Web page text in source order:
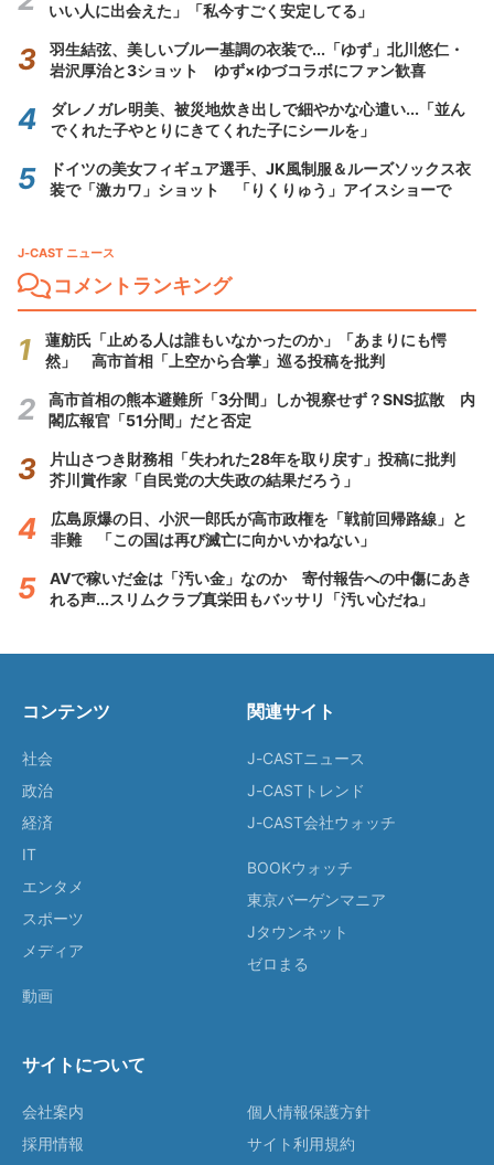
いい人に出会えた」「私今すごく安定してる」
羽生結弦、美しいブルー基調の衣装で...「ゆず」北川悠仁・
岩沢厚治と3ショット ゆず×ゆづコラボにファン歓喜
ダレノガレ明美、被災地炊き出しで細やかな心遣い...「並ん
でくれた子やとりにきてくれた子にシールを」
ドイツの美女フィギュア選手、JK風制服＆ルーズソックス衣
装で「激カワ」ショット 「りくりゅう」アイスショーで
J-CAST ニュース
コメントランキング
蓮舫氏「止める人は誰もいなかったのか」「あまりにも愕
然」 高市首相「上空から合掌」巡る投稿を批判
高市首相の熊本避難所「3分間」しか視察せず？SNS拡散 内
閣広報官「51分間」だと否定
片山さつき財務相「失われた28年を取り戻す」投稿に批判
芥川賞作家「自民党の大失政の結果だろう」
広島原爆の日、小沢一郎氏が高市政権を「戦前回帰路線」と
非難 「この国は再び滅亡に向かいかねない」
AVで稼いだ金は「汚い金」なのか 寄付報告への中傷にあき
れる声...スリムクラブ真栄田もバッサリ「汚い心だね」
コンテンツ
社会
政治
経済
IT
エンタメ
スポーツ
メディア
動画
関連サイト
J-CASTニュース
J-CASTトレンド
J-CAST会社ウォッチ
BOOKウォッチ
東京バーゲンマニア
Jタウンネット
ゼロまる
サイトについて
会社案内
採用情報
個人情報保護方針
サイト利用規約